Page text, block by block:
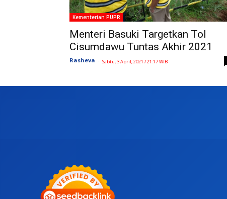
Kementerian PUPR
Menteri Basuki Targetkan Tol
Cisumdawu Tuntas Akhir 2021
Rasheva - Sabtu, 3 April, 2021 / 21:17 WIB